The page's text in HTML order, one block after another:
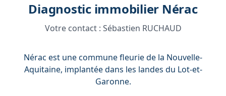
Diagnostic immobilier Nérac
Votre contact : Sébastien RUCHAUD
Nérac est une commune fleurie de la Nouvelle-
Aquitaine, implantée dans les landes du Lot-et-
Garonne.